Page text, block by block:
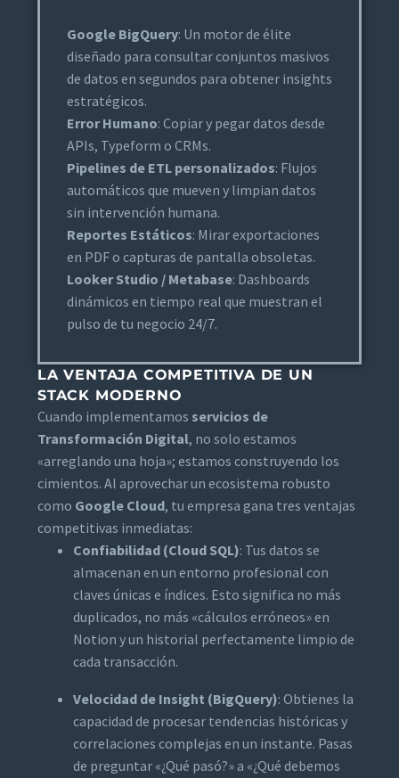
Google BigQuery: Un motor de élite
diseñado para consultar conjuntos masivos
de datos en segundos para obtener insights
estratégicos.
Error Humano: Copiar y pegar datos desde
APIs, Typeform o CRMs.
Pipelines de ETL personalizados: Flujos
automáticos que mueven y limpian datos
sin intervención humana.
Reportes Estáticos: Mirar exportaciones
en PDF o capturas de pantalla obsoletas.
Looker Studio / Metabase: Dashboards
dinámicos en tiempo real que muestran el
pulso de tu negocio 24/7.
LA VENTAJA COMPETITIVA DE UN
STACK MODERNO
Cuando implementamos servicios de
Transformación Digital, no solo estamos
«arreglando una hoja»; estamos construyendo los
cimientos. Al aprovechar un ecosistema robusto
como Google Cloud, tu empresa gana tres ventajas
competitivas inmediatas:
Confiabilidad (Cloud SQL): Tus datos se
almacenan en un entorno profesional con
claves únicas e índices. Esto significa no más
duplicados, no más «cálculos erróneos» en
Notion y un historial perfectamente limpio de
cada transacción.
Velocidad de Insight (BigQuery): Obtienes la
capacidad de procesar tendencias históricas y
correlaciones complejas en un instante. Pasas
de preguntar «¿Qué pasó?» a «¿Qué debemos